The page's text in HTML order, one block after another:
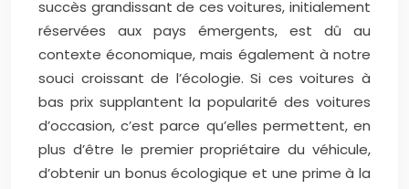
succès grandissant de ces voitures, initialement
réservées aux pays émergents, est dû au
contexte économique, mais également à notre
souci croissant de l’écologie. Si ces voitures à
bas prix supplantent la popularité des voitures
d’occasion, c’est parce qu’elles permettent, en
plus d’être le premier propriétaire du véhicule,
d’obtenir un bonus écologique et une prime à la